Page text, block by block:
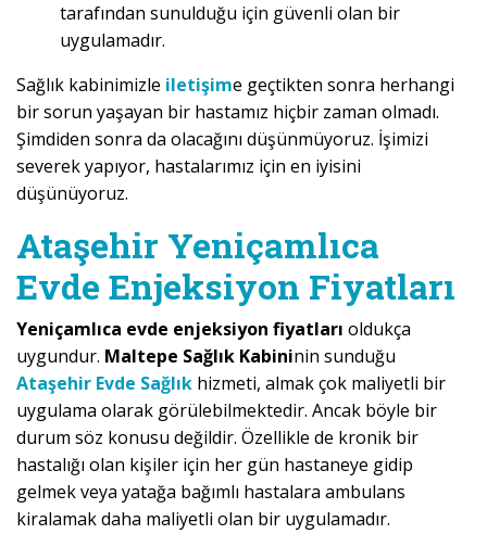
tarafından sunulduğu için güvenli olan bir
uygulamadır.
Sağlık kabinimizle iletişime geçtikten sonra herhangi
bir sorun yaşayan bir hastamız hiçbir zaman olmadı.
Şimdiden sonra da olacağını düşünmüyoruz. İşimizi
severek yapıyor, hastalarımız için en iyisini
düşünüyoruz.
Ataşehir Yeniçamlıca
Evde Enjeksiyon Fiyatları
Yeniçamlıca evde enjeksiyon fiyatları oldukça
uygundur. Maltepe Sağlık Kabininin sunduğu
Ataşehir Evde Sağlık hizmeti, almak çok maliyetli bir
uygulama olarak görülebilmektedir. Ancak böyle bir
durum söz konusu değildir. Özellikle de kronik bir
hastalığı olan kişiler için her gün hastaneye gidip
gelmek veya yatağa bağımlı hastalara ambulans
kiralamak daha maliyetli olan bir uygulamadır.